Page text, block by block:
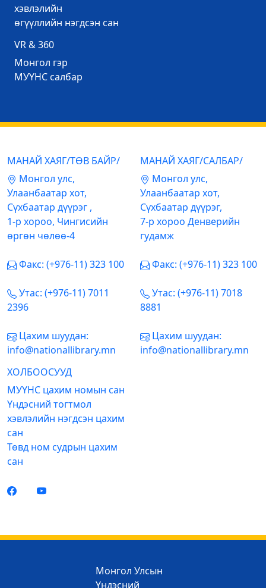
хэвлэлийн
өгүүллийн нэгдсэн сан
VR & 360
Mонгол гэр
МУҮНС салбар
МАНАЙ ХАЯГ/ТӨВ БАЙР/
Mонгол улс,
Улаанбаатар хот,
Сүхбаатар дүүрэг ,
1-р хороо, Чингисийн
өргөн чөлөө-4
Факс: (+976-11) 323 100
Утас: (+976-11) 7011
2396
Цахим шуудан:
info@nationallibrary.mn
МАНАЙ ХАЯГ/САЛБАР/
Mонгол улс,
Улаанбаатар хот,
Сүхбаатар дүүрэг,
7-р хороо Денверийн
гудамж
Факс: (+976-11) 323 100
Утас: (+976-11) 7018
8881
Цахим шуудан:
info@nationallibrary.mn
ХОЛБООСУУД
МУҮНС цахим номын сан
Үндэсний тогтмол
хэвлэлийн нэгдсэн цахим
сан
Төвд ном судрын цахим
сан
Монгол Улсын
Үндэсний